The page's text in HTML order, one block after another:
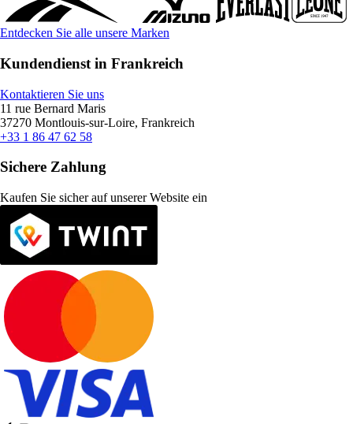
Entdecken Sie alle unsere Marken
Kundendienst in Frankreich
Kontaktieren Sie uns
11 rue Bernard Maris
37270 Montlouis-sur-Loire, Frankreich
+33 1 86 47 62 58
Sichere Zahlung
Kaufen Sie sicher auf unserer Website ein